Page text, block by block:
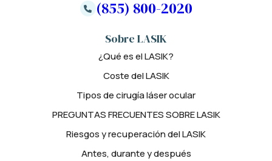
Sobre LASIK
¿Qué es el LASIK?
Coste del LASIK
Tipos de cirugía láser ocular
PREGUNTAS FRECUENTES SOBRE LASIK
Riesgos y recuperación del LASIK
Antes, durante y después
(855) 800-2020